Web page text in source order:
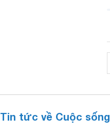
Tin tức về Cuộc sống